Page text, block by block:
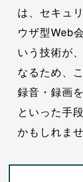
は、セキュ
ウザ型Web
いう技術が
なるため、
録音・録画
といった手
かもしれませ